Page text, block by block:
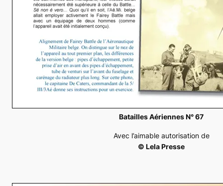
Batailles Aériennes N° 67
Avec l’aimable autorisation de
© Lela Presse